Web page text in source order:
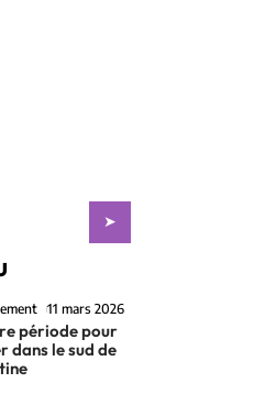
11 mars 2026
période pour
dans le sud de